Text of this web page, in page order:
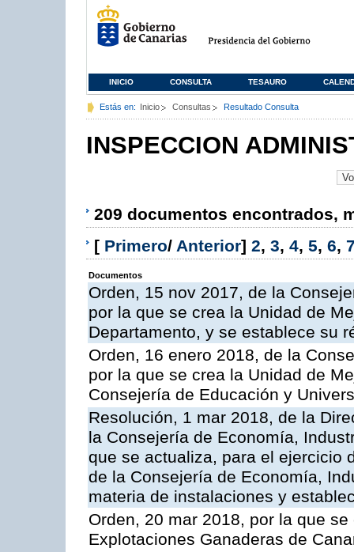
INICIO CONSULTA TESAURO
Estás en: Inicio Consultas Resultado Consulta
INSPECCION
209 documentos encontrados,
[ Primero/ Anterior] 2, 3, 4, 5, 6,
Documentos
Orden, 15 nov 2017, de la
por la que se crea la Unidad de
Departamento, y se establece su
Orden, 16 enero 2018, de la
por la que se crea la Unidad de
Consejería de Educación y
Resolución, 1 mar 2018, de la
la Consejería de Economía,
que se actualiza, para el ejercicio
de la Consejería de Economía,
materia de instalaciones y
Orden, 20 mar 2018, por la que
Explotaciones Ganaderas de